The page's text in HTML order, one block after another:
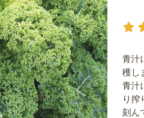
青汁
穫し
青汁
り搾
刻ん